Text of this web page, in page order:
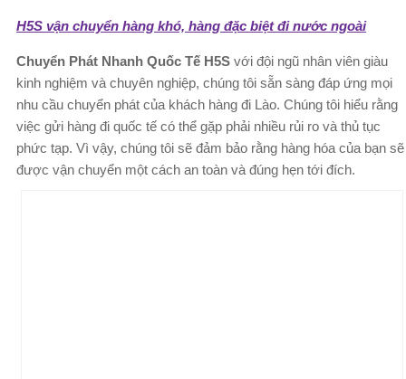
H5S vận chuyển hàng khó, hàng đặc biệt đi nước ngoài
Chuyển Phát Nhanh Quốc Tế H5S với đội ngũ nhân viên giàu
kinh nghiệm và chuyên nghiệp, chúng tôi sẵn sàng đáp ứng mọi
nhu cầu chuyển phát của khách hàng đi Lào. Chúng tôi hiểu rằng
việc gửi hàng đi quốc tế có thể gặp phải nhiều rủi ro và thủ tục
phức tạp. Vì vậy, chúng tôi sẽ đảm bảo rằng hàng hóa của bạn sẽ
được vận chuyển một cách an toàn và đúng hẹn tới đích.